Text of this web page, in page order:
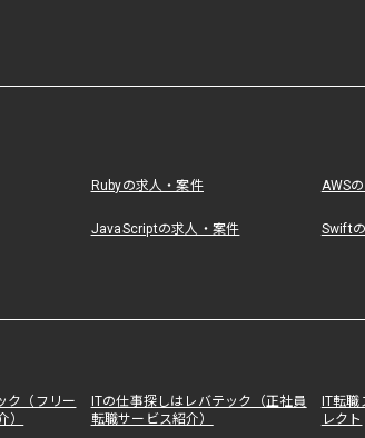
Rubyの求人・案件 AWS
JavaScriptの求人・案件 Swift
ク（フリー
）
ITの仕事探しはレバテック（正社員
転職サービス紹介）
IT転
レクト